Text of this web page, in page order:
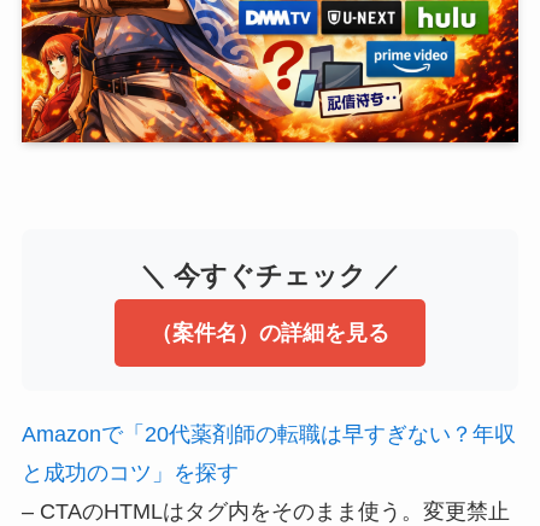
＼ 今すぐチェック ／
（案件名）の詳細を見る
Amazonで「20代薬剤師の転職は早すぎない？年収
と成功のコツ」を探す
– CTAのHTMLはタグ内をそのまま使う。変更禁止